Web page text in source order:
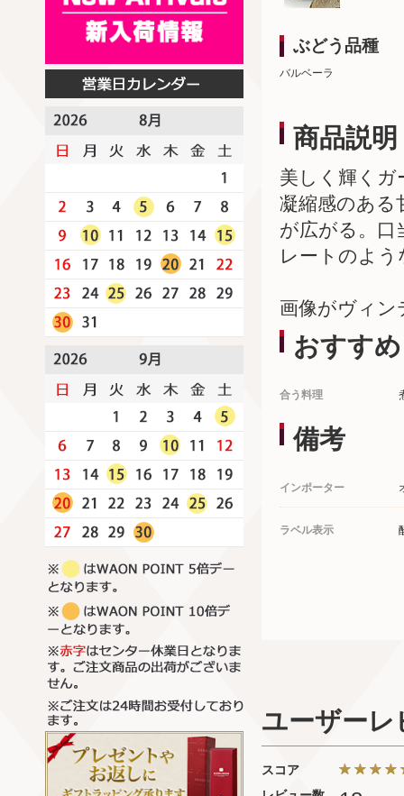
ぶどう品種
バルベーラ
商品説明
美しく輝く
凝縮感のある
が広がる。
レートのよ
画像がヴィン
おすすめ
合う料理
備考
インポーター
ラベル表示
ユーザーレ
スコア